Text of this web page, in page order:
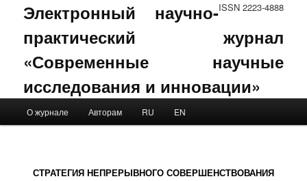
ISSN 2223-4888
Электронный научно-
практический журнал
«Современные научные
исследования и инновации»
Skip to primary content
Skip to secondary content
О журнале Авторам RU EN
СТРАТЕГИЯ НЕПРЕРЫВНОГО СОВЕРШЕНСТВОВАНИЯ